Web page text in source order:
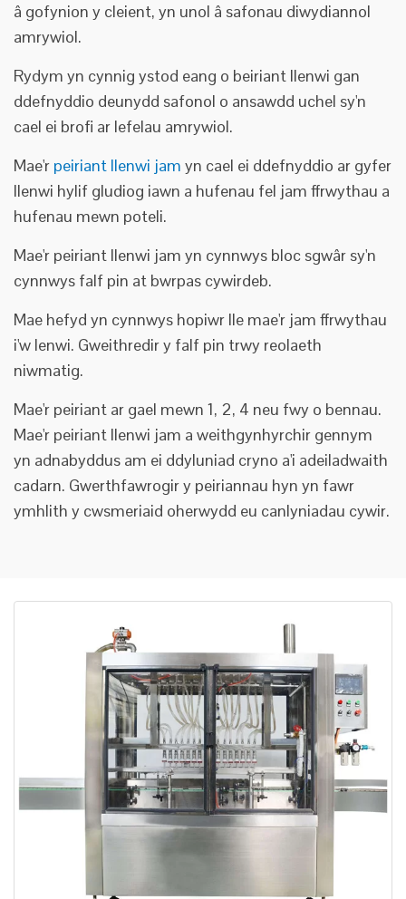
â gofynion y cleient, yn unol â safonau diwydiannol
amrywiol.
Rydym yn cynnig ystod eang o beiriant llenwi gan
ddefnyddio deunydd safonol o ansawdd uchel sy'n
cael ei brofi ar lefelau amrywiol.
Mae'r peiriant llenwi jam yn cael ei ddefnyddio ar gyfer
llenwi hylif gludiog iawn a hufenau fel jam ffrwythau a
hufenau mewn poteli.
Mae'r peiriant llenwi jam yn cynnwys bloc sgwâr sy'n
cynnwys falf pin at bwrpas cywirdeb.
Mae hefyd yn cynnwys hopiwr lle mae'r jam ffrwythau
i'w lenwi. Gweithredir y falf pin trwy reolaeth
niwmatig.
Mae'r peiriant ar gael mewn 1, 2, 4 neu fwy o bennau.
Mae'r peiriant llenwi jam a weithgynhyrchir gennym
yn adnabyddus am ei ddyluniad cryno a'i adeiladwaith
cadarn. Gwerthfawrogir y peiriannau hyn yn fawr
ymhlith y cwsmeriaid oherwydd eu canlyniadau cywir.